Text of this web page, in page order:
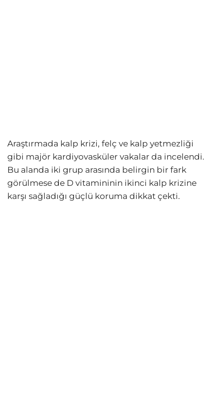
Araştırmada kalp krizi, felç ve kalp yetmezliği
gibi majör kardiyovasküler vakalar da incelendi.
Bu alanda iki grup arasında belirgin bir fark
görülmese de D vitamininin ikinci kalp krizine
karşı sağladığı güçlü koruma dikkat çekti.